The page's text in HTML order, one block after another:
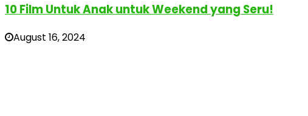
10 Film Untuk Anak untuk Weekend yang Seru!
August 16, 2024